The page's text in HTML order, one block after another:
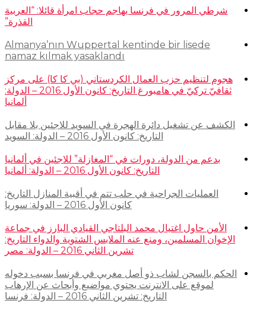
شرطي المرور في فرنسا يهاجم حجاب امرأة قائلا: “العربية
القذرة”
Almanya’nın Wuppertal kentinde bir lisede
namaz kılmak yasaklandı
هجوم لتنظيم حزب العمال الكردستاني (بي كا كا) على مركز
ثقافيّ تركيّ في هامبورغ التاريخ: كانون الأول 2016 – الدولة:
ألمانيا
الكشف عن تشغيل دائرة الهجرة في السويد للاجئين بلا مقابل
التاريخ: كانون الأول 2016 – الدولة: السويد
بدعم من الدولة، دورات في “المغازلة” للاجئين في ألمانيا
التاريخ: كانون الأول 2016 – الدولة: ألمانيا
العمليات الجراحية في حلب تتم في أقبية المنازل التاريخ:
كانون الأول 2016 – الدولة: سوريا
الأمن حاول اغتيال محمد البلتاجي القيادي البارز في جماعة
الإخوان المسلمين، ومنع عنه الملابس الشتوية والدواء التاريخ:
تشرين الثاني 2016 – الدولة: مصر
الحكم بالسجن لشاب ذو أصل مغربي في فرنسا بسبب دخوله
لموقع على الانترنت يحتوي مواضيع وأبحاث عن الإرهاب
التاريخ: تشرين الثاني 2016 – الدولة: فرنسا